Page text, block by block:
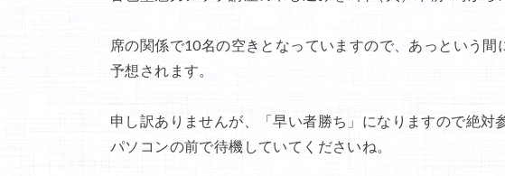
席の関係で10名の空きとなっていますので、あっという間
予想されます。
申し訳ありませんが、「早い者勝ち」になりますので絶対
パソコンの前で待機していてくださいね。